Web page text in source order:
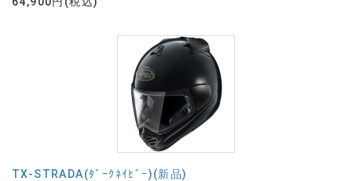
TX-STRADA(ﾀﾞｰｸﾈｲﾋﾞｰ)(新品)